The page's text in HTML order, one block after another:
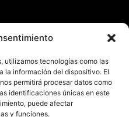
utilizamos tecnologías como las
la información del dispositivo. El
permitirá procesar datos como
identificaciones únicas en este
puede afectar
y funciones.